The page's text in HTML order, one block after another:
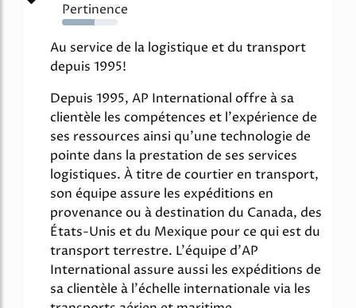
Pertinence
59%
Au service de la logistique et du transport
depuis 1995!
Depuis 1995, AP International offre à sa
clientèle les compétences et l'expérience de
ses ressources ainsi qu'une technologie de
pointe dans la prestation de ses services
logistiques. À titre de courtier en transport,
son équipe assure les expéditions en
provenance ou à destination du Canada, des
États-Unis et du Mexique pour ce qui est du
transport terrestre. L'équipe d'AP
International assure aussi les expéditions de
sa clientèle à l'échelle internationale via les